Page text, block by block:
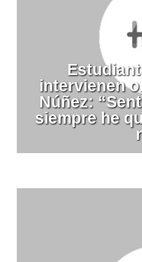
intervienen
Núñez:
siempre he